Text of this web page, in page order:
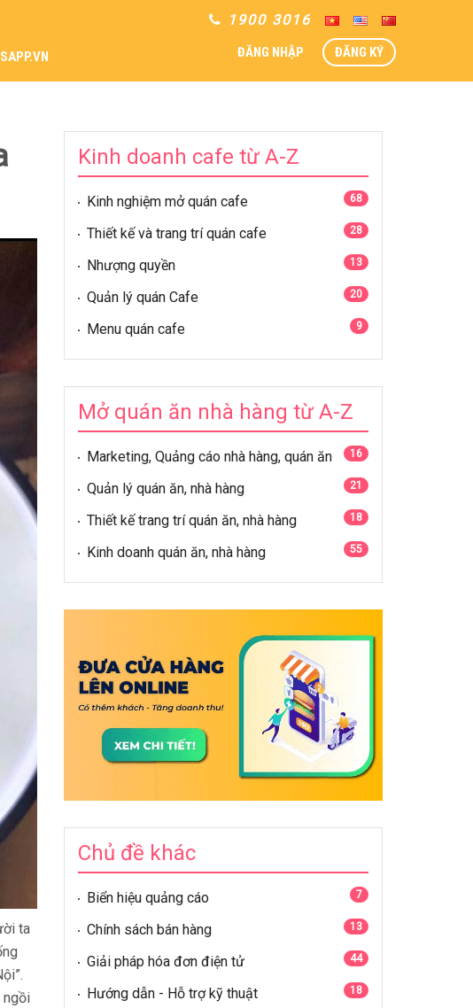
1900 3016
ĐĂNG NHẬP ĐĂNG KÝ
ta
ngồi
Kinh doanh cafe từ A-Z
Kinh nghiệm mở quán cafe 68
Thiết kế và trang trí quán cafe 28
Nhượng quyền 13
Quản lý quán Cafe 20
Menu quán cafe 9
Mở quán ăn nhà hàng từ A-Z
Marketing, Quảng cáo nhà hàng, quán ăn 16
Quản lý quán ăn, nhà hàng 21
Thiết kế trang trí quán ăn, nhà hàng 18
Kinh doanh quán ăn, nhà hàng 55
Chủ đề khác
Biển hiệu quảng cáo 7
Chính sách bán hàng 13
Giải pháp hóa đơn điện tử 44
Hướng dẫn - Hỗ trợ kỹ thuật 18